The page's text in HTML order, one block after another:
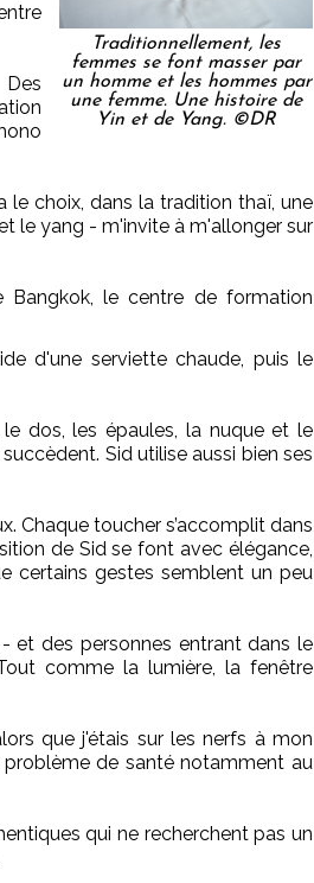
Traditionnellement, les
femmes se font masser par
un homme et les hommes par
une femme. Une histoire de
Yin et de Yang. ©DR
choix, dans la tradition thaï, une
le yang - m'invite à m'allonger sur
le centre de formation
d'une serviette chaude, puis le
dos, les épaules, la nuque et le
Sid utilise aussi bien ses
Chaque toucher s’accomplit dans
de Sid se font avec élégance,
certains gestes semblent un peu
et des personnes entrant dans le
comme la lumière, la fenêtre
que j'étais sur les nerfs à mon
de santé notamment au
qui ne recherchent pas un